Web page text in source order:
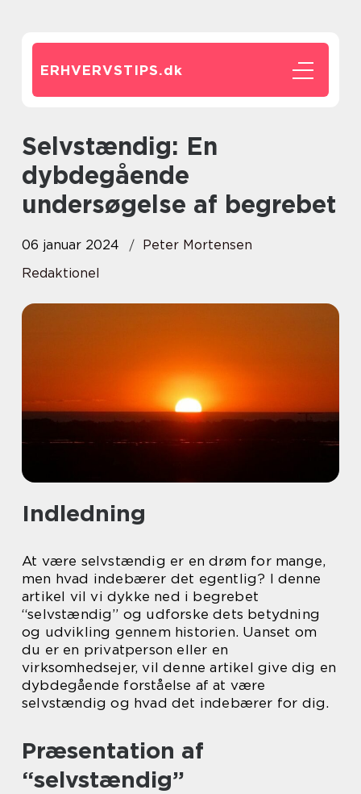
ERHVERVSTIPS.dk
Selvstændig: En
dybdegående
undersøgelse af begrebet
06 januar 2024
Peter Mortensen
Redaktionel
Indledning
At være selvstændig er en drøm for mange,
men hvad indebærer det egentlig? I denne
artikel vil vi dykke ned i begrebet
“selvstændig” og udforske dets betydning
og udvikling gennem historien. Uanset om
du er en privatperson eller en
virksomhedsejer, vil denne artikel give dig en
dybdegående forståelse af at være
selvstændig og hvad det indebærer for dig.
Præsentation af
“selvstændig”